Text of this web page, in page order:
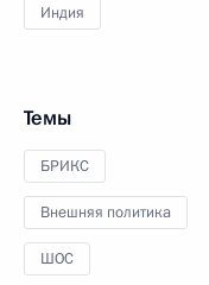
Индия
Темы
БРИКС
Внешняя политика
ШОС